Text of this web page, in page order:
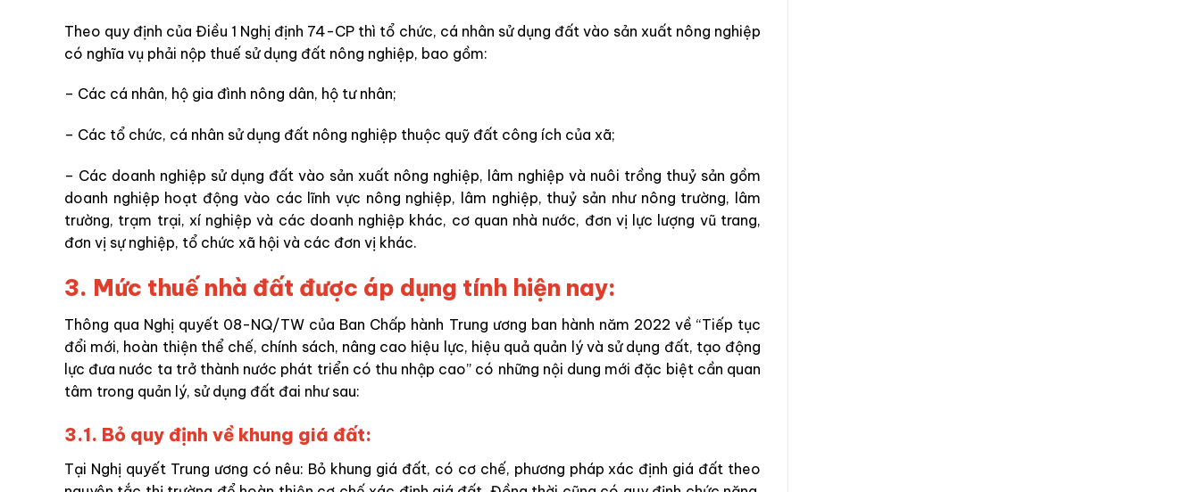
Theo quy định của Điều 1 Nghị định 74-CP thì tổ chức, cá nhân sử dụng đất vào sản xuất nông nghiệp
có nghĩa vụ phải nộp thuế sử dụng đất nông nghiệp, bao gồm:
– Các cá nhân, hộ gia đình nông dân, hộ tư nhân;
– Các tổ chức, cá nhân sử dụng đất nông nghiệp thuộc quỹ đất công ích của xã;
– Các doanh nghiệp sử dụng đất vào sản xuất nông nghiệp, lâm nghiệp và nuôi trồng thuỷ sản gồm
doanh nghiệp hoạt động vào các lĩnh vực nông nghiệp, lâm nghiệp, thuỷ sản như nông trường, lâm
trường, trạm trại, xí nghiệp và các doanh nghiệp khác, cơ quan nhà nước, đơn vị lực lượng vũ trang,
đơn vị sự nghiệp, tổ chức xã hội và các đơn vị khác.
3. Mức thuế nhà đất được áp dụng tính hiện nay:
Thông qua Nghị quyết 08-NQ/TW của Ban Chấp hành Trung ương ban hành năm 2022 về “Tiếp tục
đổi mới, hoàn thiện thể chế, chính sách, nâng cao hiệu lực, hiệu quả quản lý và sử dụng đất, tạo động
lực đưa nước ta trở thành nước phát triển có thu nhập cao” có những nội dung mới đặc biệt cần quan
tâm trong quản lý, sử dụng đất đai như sau:
3.1. Bỏ quy định về khung giá đất:
Tại Nghị quyết Trung ương có nêu: Bỏ khung giá đất, có cơ chế, phương pháp xác định giá đất theo